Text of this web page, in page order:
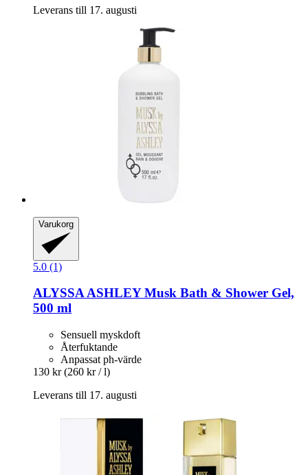
Leverans till 17. augusti
Varukorg
5.0 (1)
ALYSSA ASHLEYMusk Bath & Shower Gel,
500 ml
Sensuell myskdoft
Återfuktande
Anpassat ph-värde
130 kr (260 kr / l)
Leverans till 17. augusti